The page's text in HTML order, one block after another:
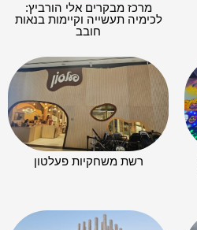
מרכז מבקרים אלי הורביץ:
לכימיה תעשייה וקיימות בנאות
חובב
רשת משחקיות פעלטון